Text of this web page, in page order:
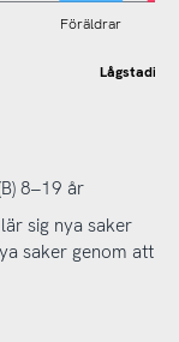
Lågstadiet
Föräldrar
8–19 år
sig nya saker
saker genom att